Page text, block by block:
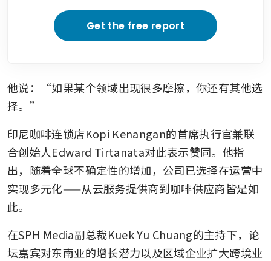
Get the free report
他说：“如果某个领域出现很多摩擦，你还有其他选
择。”
印尼咖啡连锁店Kopi Kenangan的首席执行官兼联
合创始人Edward Tirtanata对此表示赞同。他指
出，随着全球不确定性的增加，公司已选择在运营中
实现多元化——从云服务提供商到咖啡供应商皆是如
此。
在SPH Media副总裁Kuek Yu Chuang的主持下，论
坛嘉宾对东南亚的增长潜力以及区域企业扩大跨境业